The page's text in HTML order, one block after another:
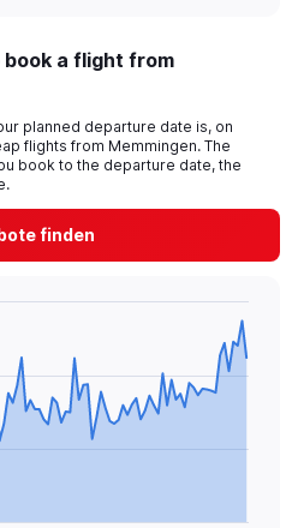
a flight from
planned departure date is, on
flights from Memmingen. The
book to the departure date, the
finden